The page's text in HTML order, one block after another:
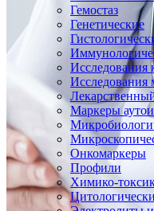
Гемостаз
Генетические
Исследования
Исследования
Маркеры
Онкомаркеры
Профили
Химико-